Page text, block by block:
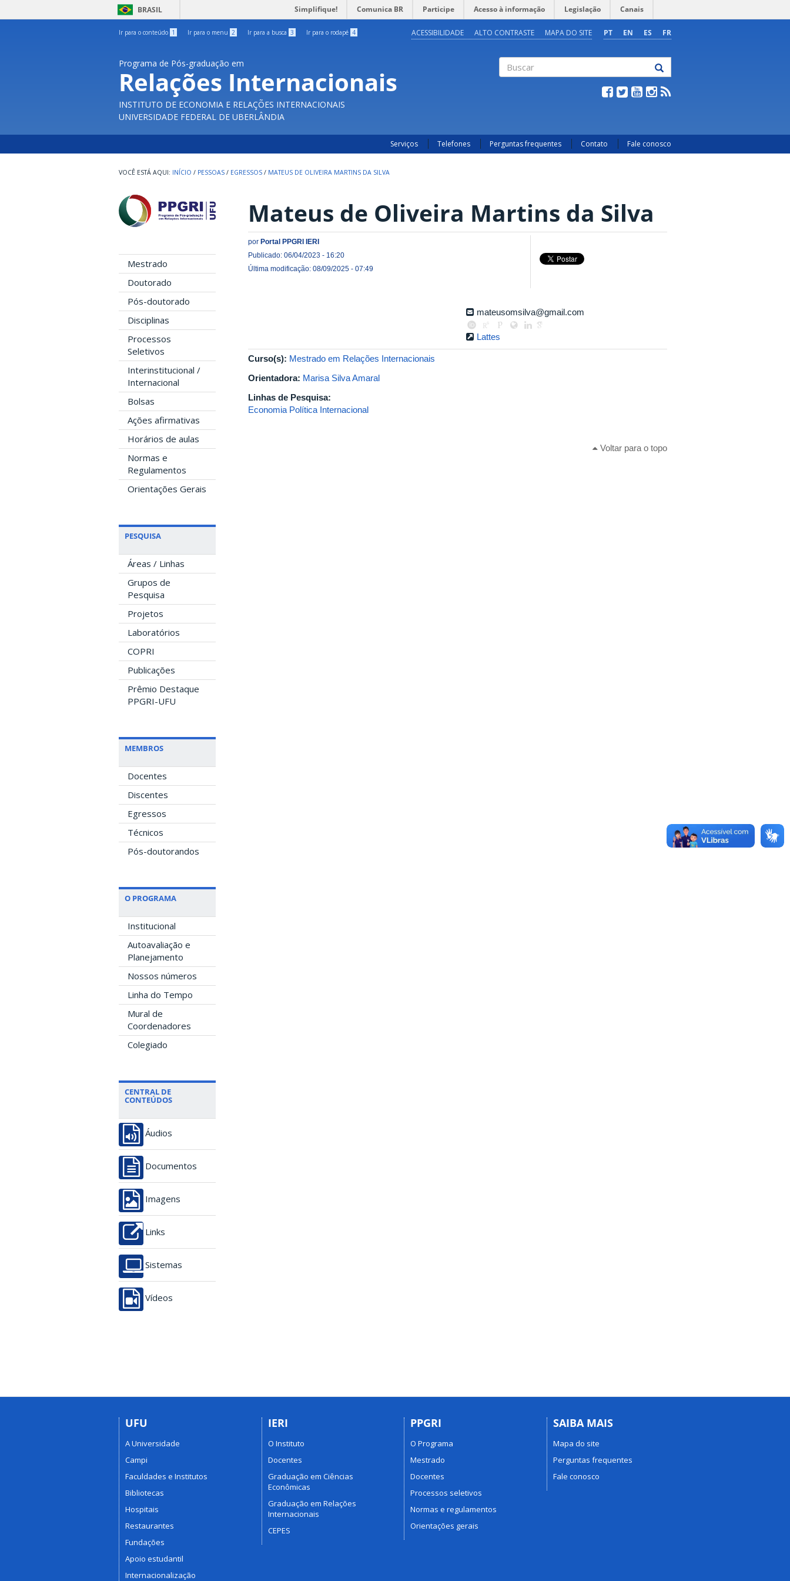
BRASIL Simplifique! Comunica BR Participe Acesso à informação Legislação Canais
Ir para o conteúdo 1 Ir para o menu 2 Ir para a busca 3 Ir para o rodapé 4 PT EN ES FR
ACESSIBILIDADE ALTO CONTRASTE MAPA DO SITE
Programa de Pós-graduação em
Relações Internacionais
INSTITUTO DE ECONOMIA E RELAÇÕES INTERNACIONAIS
UNIVERSIDADE FEDERAL DE UBERLÂNDIA
Serviços Telefones Perguntas frequentes Contato Fale conosco
INÍCIO / PESSOAS / EGRESSOS / MATEUS DE OLIVEIRA MARTINS DA SILVA
Mestrado
Doutorado
Pós-doutorado
Disciplinas
Processos
Seletivos
Interinstitucional /
Internacional
Bolsas
Ações afirmativas
Horários de aulas
Normas e
Regulamentos
Orientações Gerais
PESQUISA
Áreas / Linhas
Grupos de
Pesquisa
Projetos
Laboratórios
COPRI
Publicações
Prêmio Destaque
PPGRI-UFU
MEMBROS
Docentes
Discentes
Egressos
Técnicos
Pós-doutorandos
O PROGRAMA
Institucional
Autoavaliação e
Planejamento
Nossos números
Linha do Tempo
Mural de
Coordenadores
Colegiado
CENTRAL DE
CONTEÚDOS
Áudios
Documentos
Imagens
Links
Sistemas
Vídeos
Mateus de Oliveira Martins da Silva
por Portal PPGRI IERI
Publicado: 06/04/2023 - 16:20
Última modificação: 08/09/2025 - 07:49
mateusomsilva@gmail.com
Lattes
Curso(s): Mestrado em Relações Internacionais
Orientadora: Marisa Silva Amaral
Linhas de Pesquisa:
Economia Política Internacional
Voltar para o topo
UFU
A Universidade
Campi
Faculdades e Institutos
Bibliotecas
Hospitais
Restaurantes
Fundações
Apoio estudantil
Internacionalização
IERI
O Instituto
Docentes
Graduação em Ciências
Econômicas
Graduação em Relações
Internacionais
CEPES
PPGRI
O Programa
Mestrado
Docentes
Processos seletivos
Normas e regulamentos
Orientações gerais
SAIBA MAIS
Mapa do site
Perguntas frequentes
Fale conosco